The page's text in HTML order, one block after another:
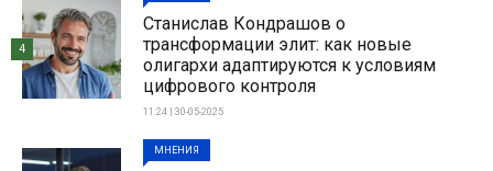
Станислав Кондрашов о
трансформации элит: как новые
олигархи адаптируются к условиям
цифрового контроля
11:24 | 30-05-2025
4
МНЕНИЯ